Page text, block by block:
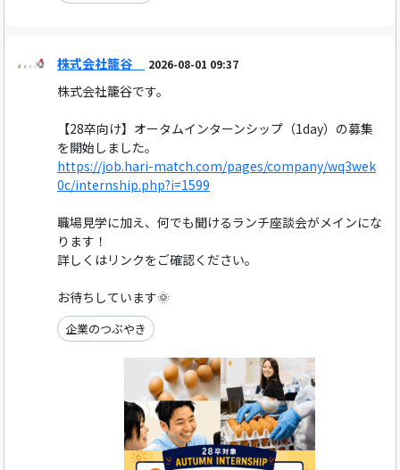
株式会社籠谷 2026-08-01 09:37
株式会社籠谷です。
【28卒向け】オータムインターンシップ（1day）の募集
を開始しました。
https://job.hari-match.com/pages/company/wq3wek
0c/internship.php?i=1599
職場見学に加え、何でも聞けるランチ座談会がメインにな
ります！
詳しくはリンクをご確認ください。
お待ちしています🌞
企業のつぶやき